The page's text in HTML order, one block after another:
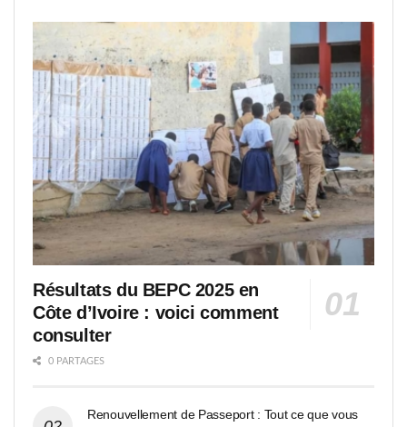
Résultats du BEPC 2025 en
Côte d’Ivoire : voici comment
consulter
0 PARTAGES
Renouvellement de Passeport : Tout ce que vous